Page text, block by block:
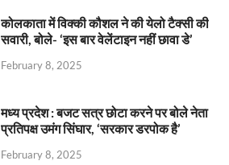
कोलकाता में विक्की कौशल ने की येलो टैक्सी की
सवारी, बोले- ‘इस बार वेलेंटाइन नहीं छावा डे’
February 8, 2025
मध्य प्रदेश : बजट सत्र छोटा करने पर बोले नेता
प्रतिपक्ष उमंग सिंघार, ‘सरकार डरपोक है’
February 8, 2025